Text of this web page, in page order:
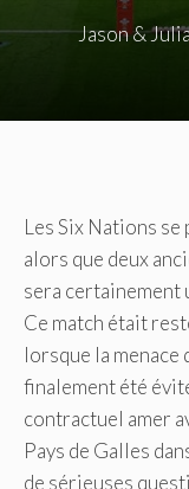
Jason &
Les Six Nations
alors que deux
sera
Ce match était
lorsque la menace
finalement été
contractuel amer
Pays de Galles
de sérieuses